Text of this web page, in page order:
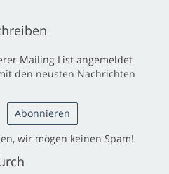
Mailing List angemeldet
den neusten Nachrichten
wir mögen keinen Spam!